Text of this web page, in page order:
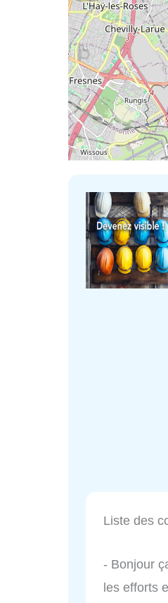
Liste des
- Bonjour
les efforts